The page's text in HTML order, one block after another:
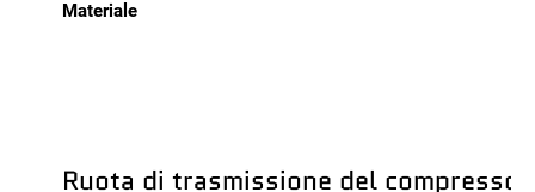
Materiale
Ruota di trasmissione del